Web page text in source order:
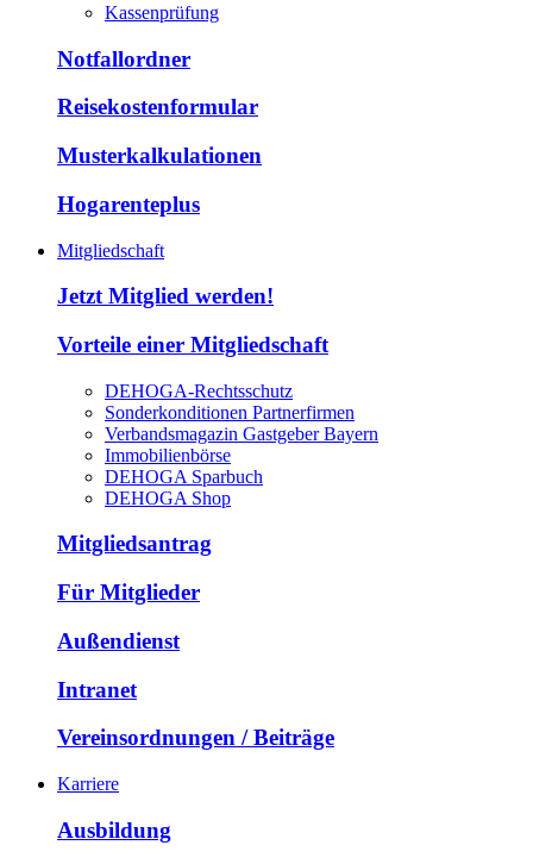
Kassenprüfung
Notfallordner
Reisekostenformular
Musterkalkulationen
Hogarenteplus
Mitgliedschaft
Jetzt Mitglied werden!
Vorteile einer Mitgliedschaft
DEHOGA-Rechtsschutz
Sonderkonditionen Partnerfirmen
Verbandsmagazin Gastgeber Bayern
Immobilienbörse
DEHOGA Sparbuch
DEHOGA Shop
Mitgliedsantrag
Für Mitglieder
Außendienst
Intranet
Vereinsordnungen / Beiträge
Karriere
Ausbildung